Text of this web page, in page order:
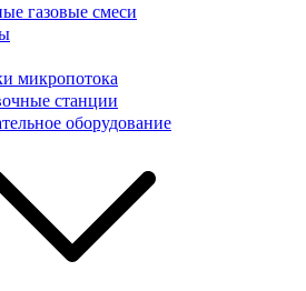
газовые смеси
микропотока
станции
оборудование